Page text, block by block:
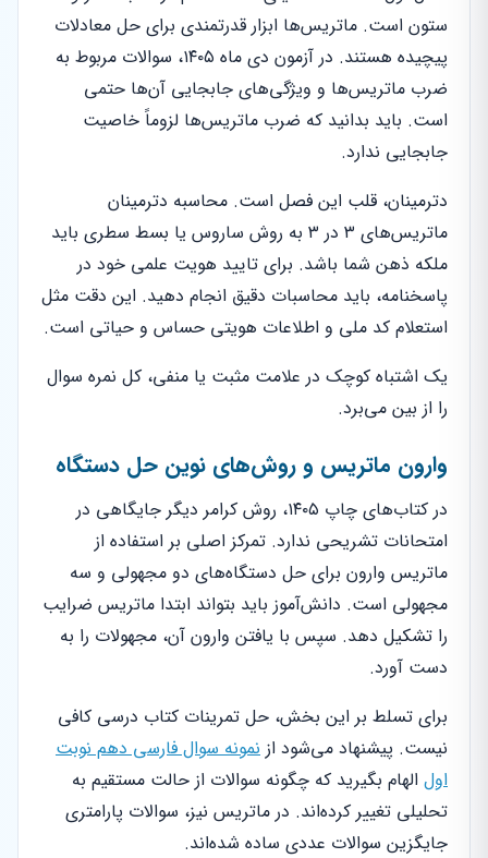
ستون است. ماتریس‌ها ابزار قدرتمندی برای حل معادلات
پیچیده هستند. در آزمون دی ماه ۱۴۰۵، سوالات مربوط به
ضرب ماتریس‌ها و ویژگی‌های جابجایی آن‌ها حتمی
است. باید بدانید که ضرب ماتریس‌ها لزوماً خاصیت
جابجایی ندارد.
دترمینان، قلب این فصل است. محاسبه دترمینان
ماتریس‌های ۳ در ۳ به روش ساروس یا بسط سطری باید
ملکه ذهن شما باشد. برای تایید هویت علمی خود در
پاسخنامه، باید محاسبات دقیق انجام دهید. این دقت مثل
استعلام کد ملی و اطلاعات هویتی حساس و حیاتی است.
یک اشتباه کوچک در علامت مثبت یا منفی، کل نمره سوال
را از بین می‌برد.
وارون ماتریس و روش‌های نوین حل دستگاه
در کتاب‌های چاپ ۱۴۰۵، روش کرامر دیگر جایگاهی در
امتحانات تشریحی ندارد. تمرکز اصلی بر استفاده از
ماتریس وارون برای حل دستگاه‌های دو مجهولی و سه
مجهولی است. دانش‌آموز باید بتواند ابتدا ماتریس ضرایب
را تشکیل دهد. سپس با یافتن وارون آن، مجهولات را به
دست آورد.
برای تسلط بر این بخش، حل تمرینات کتاب درسی کافی
نیست. پیشنهاد می‌شود از نمونه سوال فارسی دهم نوبت
اول الهام بگیرید که چگونه سوالات از حالت مستقیم به
تحلیلی تغییر کرده‌اند. در ماتریس نیز، سوالات پارامتری
جایگزین سوالات عددی ساده شده‌اند.